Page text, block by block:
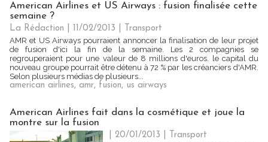
American Airlines et US Airways : fusion finalisée cette
semaine ?
La Rédaction | 11/02/2013
Transport
AMR et US Airways pourraient annoncer la finalisation de leur projet
de fusion d'ici la fin de la semaine. Les 2 compagnies se
regrouperaient pour une valeur de 8 millions d'euros. le capital du
nouveau groupe pourrait être détenu à 72 % par les créanciers d'AMR.
Selon plusieurs médias de plusieurs...
american airlines, amr, fusion, us airways
American Airlines fait dans la cosmétique et joue la
montre sur la fusion
| 20/01/2013
Transport